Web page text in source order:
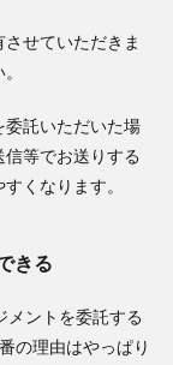
せていただきま
委託いただいた場
等でお送りする
くなります。
きる
メントを委託する
の理由はやっぱり